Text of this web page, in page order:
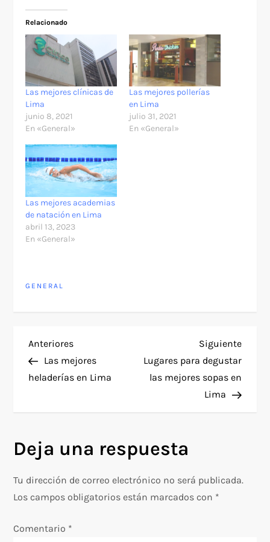
Relacionado
Las mejores clínicas de
Lima
junio 8, 2021
En «General»
Las mejores pollerías
en Lima
julio 31, 2021
En «General»
Las mejores academias
de natación en Lima
abril 13, 2023
En «General»
GENERAL
N
a
g
a
Entrada
anterior
Anteriores
Las mejores
heladerías en Lima
Siguiente
Lugares para degustar
las mejores sopas en
Lima
Deja una respuesta
Tu dirección de correo electrónico no será publicada.
Los campos obligatorios están marcados con *
Comentario *